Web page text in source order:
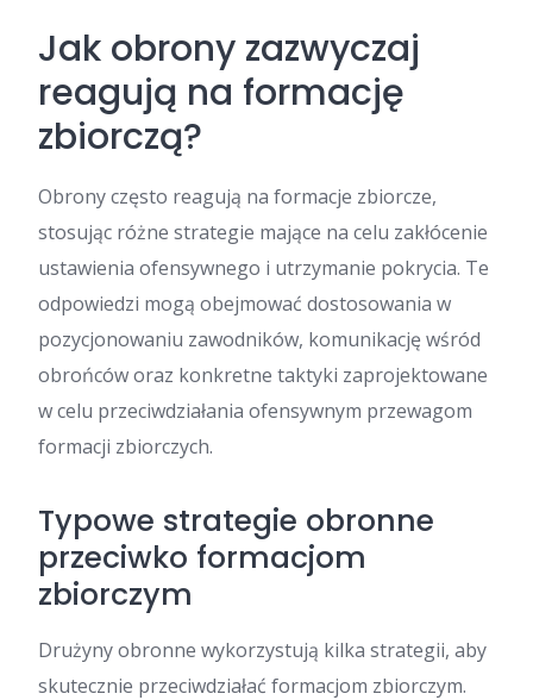
Jak obrony zazwyczaj
reagują na formację
zbiorczą?
Obrony często reagują na formacje zbiorcze,
stosując różne strategie mające na celu zakłócenie
ustawienia ofensywnego i utrzymanie pokrycia. Te
odpowiedzi mogą obejmować dostosowania w
pozycjonowaniu zawodników, komunikację wśród
obrońców oraz konkretne taktyki zaprojektowane
w celu przeciwdziałania ofensywnym przewagom
formacji zbiorczych.
Typowe strategie obronne
przeciwko formacjom
zbiorczym
Drużyny obronne wykorzystują kilka strategii, aby
skutecznie przeciwdziałać formacjom zbiorczym.